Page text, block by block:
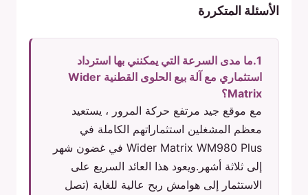
الأسئلة المتكررة
1.ما مدى السرعة التي يمكنني بها استرداد
استثماري مع آلة بيع الحلوى القطنية Wider
Matrix؟
مع موقع جيد مرتفع حركة المرور ، يستعيد
معظم المشغلين استثماراتهم الكاملة في
Wider Matrix WM980 Plus في غضون شهر
إلى ثلاثة أشهر.ويعود هذا العائد السريع على
الاستثمار إلى هوامش ربح عالية للغاية (تصل